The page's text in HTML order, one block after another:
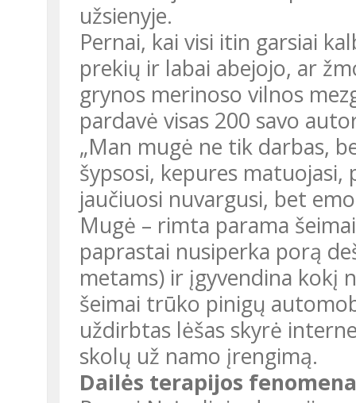
užsienyje.
Pernai, kai visi itin garsiai
prekių ir labai abejojo, ar
grynos merinoso vilnos
pardavė visas 200 savo
„Man mugė ne tik darbas,
šypsosi, kepures matuojasi,
jaučiuosi nuvargusi, bet
Mugė – rimta parama
paprastai nusiperka porą
metams) ir įgyvendina kokį
šeimai trūko pinigų
uždirbtas lėšas skyrė
skolų už namo įrengimą.
Dailės terapijos